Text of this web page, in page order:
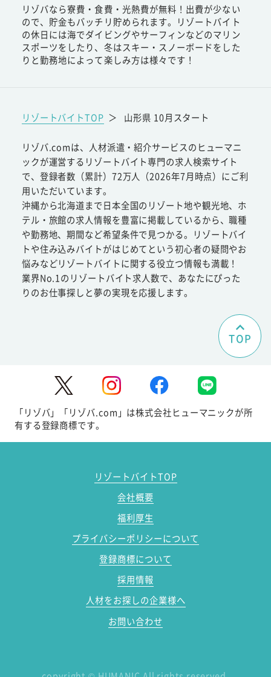
リゾバなら寮費・食費・光熱費が無料！出費が少ない
ので、貯金もバッチリ貯められます。リゾートバイト
の休日には海でダイビングやサーフィンなどのマリン
スポーツをしたり、冬はスキー・スノーボードをした
りと勤務地によって楽しみ方は様々です！
リゾートバイトTOP ＞ 山形県 10月スタート
リゾバ.comは、人材派遣・紹介サービスのヒューマニ
ックが運営するリゾートバイト専門の求人検索サイト
で、登録者数（累計）72万人（2026年7月時点）にご利
用いただいています。
沖縄から北海道まで日本全国のリゾート地や観光地、ホ
テル・旅館の求人情報を豊富に掲載しているから、職種
や勤務地、期間など希望条件で見つかる。リゾートバイ
トや住み込みバイトがはじめてという初心者の疑問やお
悩みなどリゾートバイトに関する役立つ情報も満載！
業界No.1のリゾートバイト求人数で、あなたにぴった
りのお仕事探しと夢の実現を応援します。
TOP
「リゾバ」「リゾバ.com」は株式会社ヒューマニックが所
有する登録商標です。
リゾートバイトTOP
会社概要
福利厚生
プライバシーポリシーについて
登録商標について
採用情報
人材をお探しの企業様へ
お問い合わせ